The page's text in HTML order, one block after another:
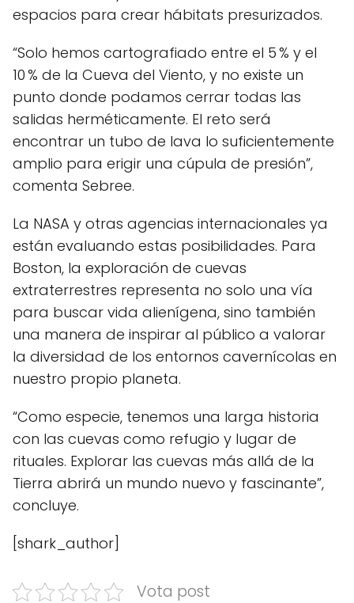
espacios para crear hábitats presurizados.
“Solo hemos cartografiado entre el 5 % y el
10 % de la Cueva del Viento, y no existe un
punto donde podamos cerrar todas las
salidas herméticamente. El reto será
encontrar un tubo de lava lo suficientemente
amplio para erigir una cúpula de presión”,
comenta Sebree.
La NASA y otras agencias internacionales ya
están evaluando estas posibilidades. Para
Boston, la exploración de cuevas
extraterrestres representa no solo una vía
para buscar vida alienígena, sino también
una manera de inspirar al público a valorar
la diversidad de los entornos cavernícolas en
nuestro propio planeta.
“Como especie, tenemos una larga historia
con las cuevas como refugio y lugar de
rituales. Explorar las cuevas más allá de la
Tierra abrirá un mundo nuevo y fascinante”,
concluye.
[shark_author]
Vota post